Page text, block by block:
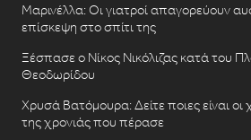
Μαρινέλλα: Οι γιατροί απαγορεύουν
επίσκεψη στο σπίτι της
Ξέσπασε ο Νίκος Νικόλιζας κατά του
Θεοδωρίδου
Χρυσά Βατόμουρα: Δείτε ποιες είναι οι
της χρονιάς που πέρασε